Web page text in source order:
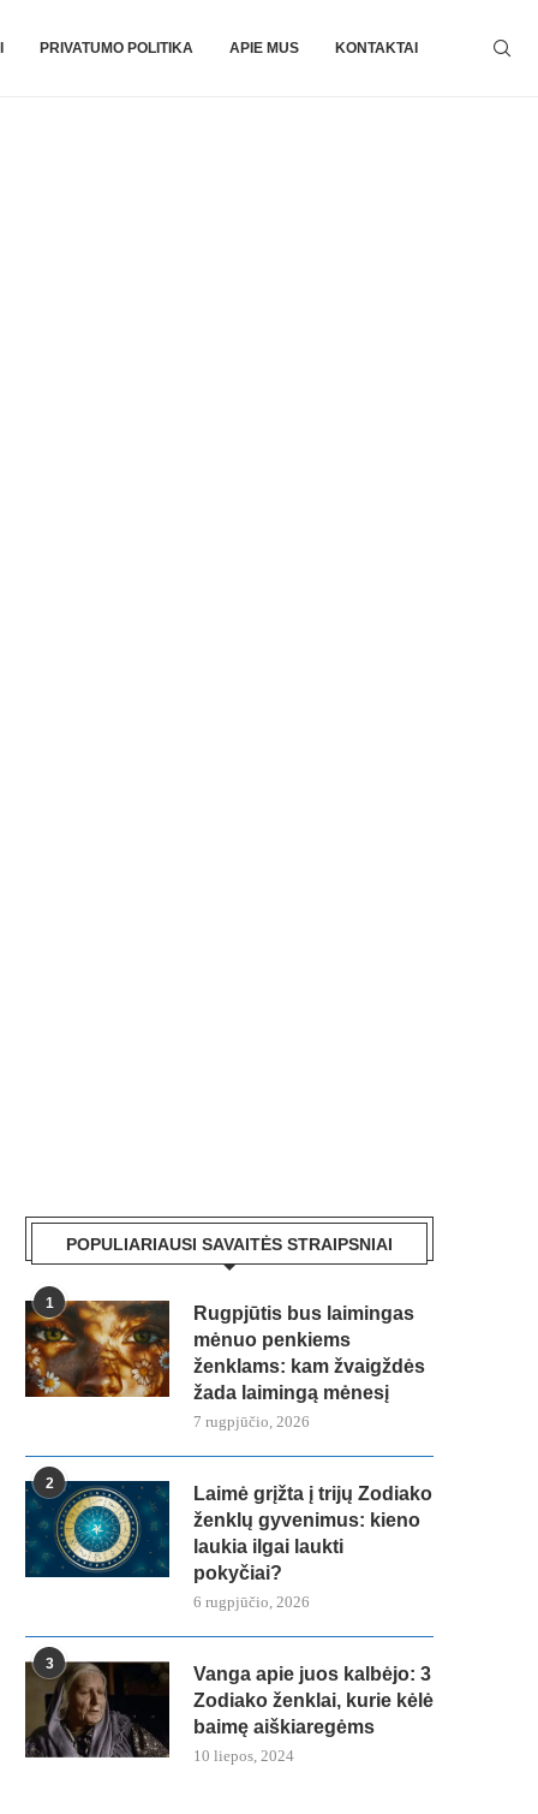
PRIVATUMO POLITIKA APIE MUS KONTAKTAI
POPULIARIAUSI SAVAITĖS STRAIPSNIAI
1
Rugpjūtis bus laimingas
mėnuo penkiems
ženklams: kam žvaigždės
žada laimingą mėnesį
7 rugpjūčio, 2026
2
Laimė grįžta į trijų Zodiako
ženklų gyvenimus: kieno
laukia ilgai laukti
pokyčiai?
6 rugpjūčio, 2026
3
Vanga apie juos kalbėjo: 3
Zodiako ženklai, kurie kėlė
baimę aiškiaregėms
10 liepos, 2024